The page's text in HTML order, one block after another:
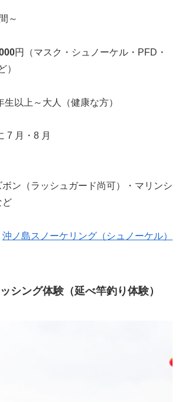
間～
円（マスク・シュノーケル・PFD・
）
以上～大人（健康な方）
7 月・8 月
ン（ラッシュガード尚可）・マリンシ
ど
沖ノ島スノーケリング（シュノーケル）
シング体験（延べ竿釣り体験）